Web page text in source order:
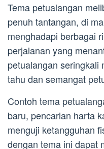
Tema petualangan
penuh tantangan, di
menghadapi berbagai
perjalanan yang
petualangan seringkali
tahu dan semangat
Contoh tema
baru, pencarian harta
menguji ketangguhan
dengan tema ini dapat